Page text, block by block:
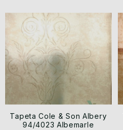
Tapeta Cole & Son Albery
94/4023 Albemarle